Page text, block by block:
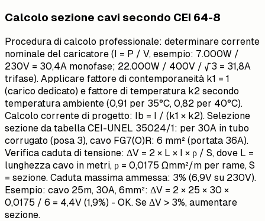
Calcolo sezione cavi secondo CEI 64-8
Procedura di calcolo professionale: determinare corrente
nominale del caricatore (I = P / V, esempio: 7.000W /
230V = 30,4A monofase; 22.000W / 400V / √3 = 31,8A
trifase). Applicare fattore di contemporaneità k1 = 1
(carico dedicato) e fattore di temperatura k2 secondo
temperatura ambiente (0,91 per 35°C, 0,82 per 40°C).
Calcolo corrente di progetto: Ib = I / (k1 × k2). Selezione
sezione da tabella CEI-UNEL 35024/1: per 30A in tubo
corrugato (posa 3), cavo FG7(O)R: 6 mm² (portata 36A).
Verifica caduta di tensione: ΔV = 2 × L × I × ρ / S, dove L =
lunghezza cavo in metri, ρ = 0,0175 Ωmm²/m per rame, S
= sezione. Caduta massima ammessa: 3% (6,9V su 230V).
Esempio: cavo 25m, 30A, 6mm²: ΔV = 2 × 25 × 30 ×
0,0175 / 6 = 4,4V (1,9%) - OK. Se ΔV > 3%, aumentare
sezione.